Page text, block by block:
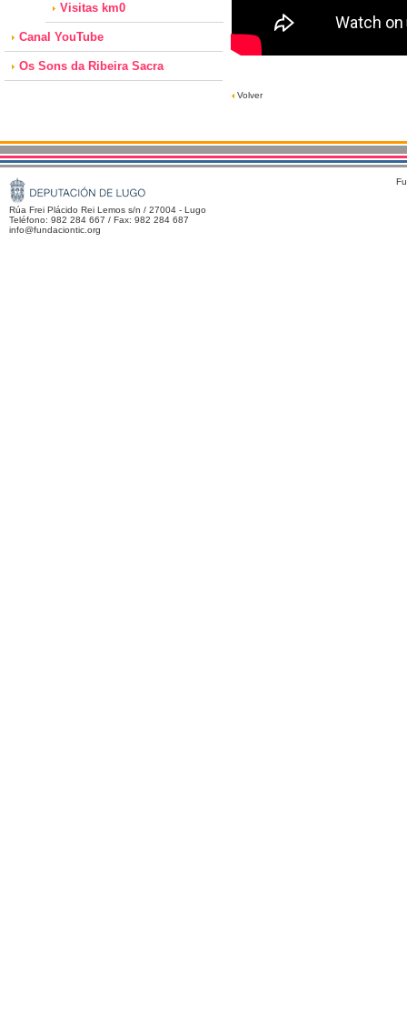
Visitas km0
Canal YouTube
Os Sons da Ribeira Sacra
Volver
Rúa Frei Plácido Rei Lemos s/n / 27004 - Lugo
Teléfono: 982 284 667 / Fax: 982 284 687
info@fundaciontic.org